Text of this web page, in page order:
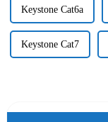
Keystone Cat6a
Keystone Cat7